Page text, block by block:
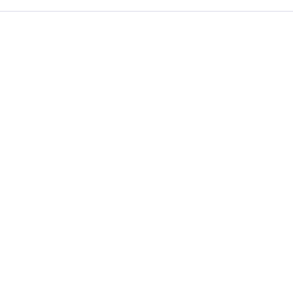
殊车辆更换牌照，使其能顺利通过限制区域。